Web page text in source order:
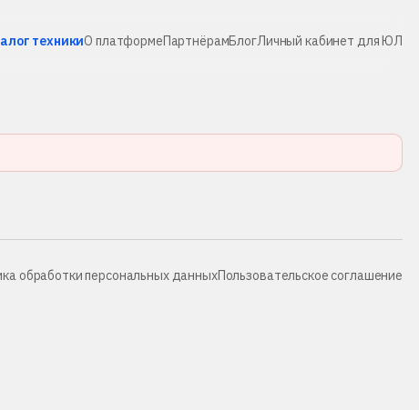
техникиО платформеПартнёрамБлогЛичный кабинет для ЮЛ
обработки персональных данныхПользовательское соглашение